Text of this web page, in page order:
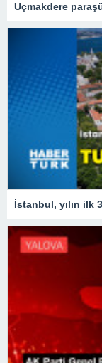
Uçmakdere
İstanbul, yılın ilk